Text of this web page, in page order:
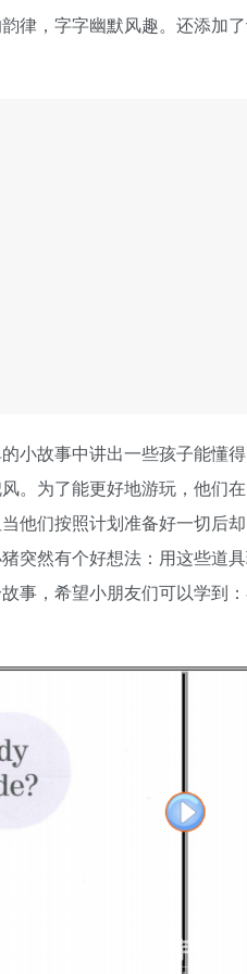
律，字字幽默风趣。还添加
小故事中讲出一些孩子能懂
。为了能更好地游玩，他们
他们按照计划准备好一切后
突然有个好想法：用这些道
事，希望小朋友们可以学到